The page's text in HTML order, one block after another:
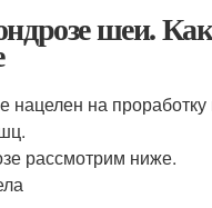
шеи.
на проработку
рассмотрим ниже.